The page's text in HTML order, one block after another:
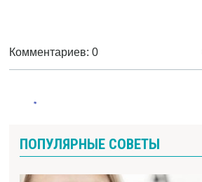
Комментариев: 0
ПОПУЛЯРНЫЕ СОВЕТЫ